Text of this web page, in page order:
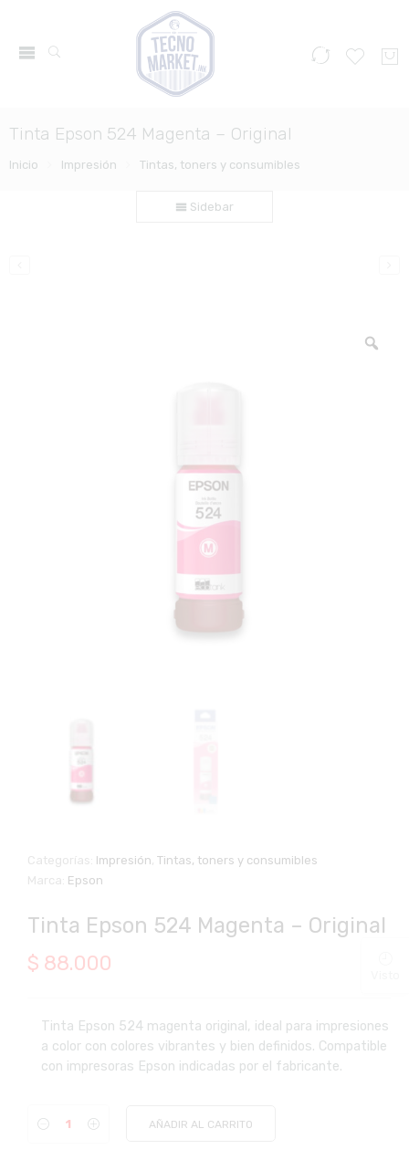
Tinta Epson 524 Magenta – Original
Inicio Impresión Tintas, toners y consumibles
Sidebar
Categorías: Impresión ,Tintas, toners y consumibles
Marca: Epson
Tinta Epson 524 Magenta – Original
$ 88.000
Tinta Epson 524 magenta original, ideal para impresiones
a color con colores vibrantes y bien definidos. Compatible
con impresoras Epson indicadas por el fabricante.
AÑADIR AL CARRITO